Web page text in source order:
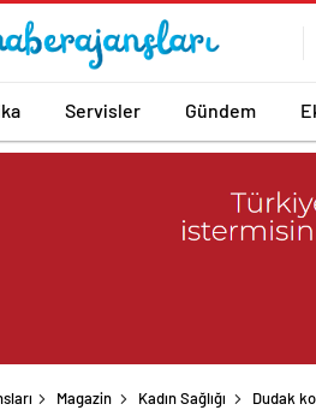
Servisler Gündem
Magazin Kadın Sağlığı Dudak